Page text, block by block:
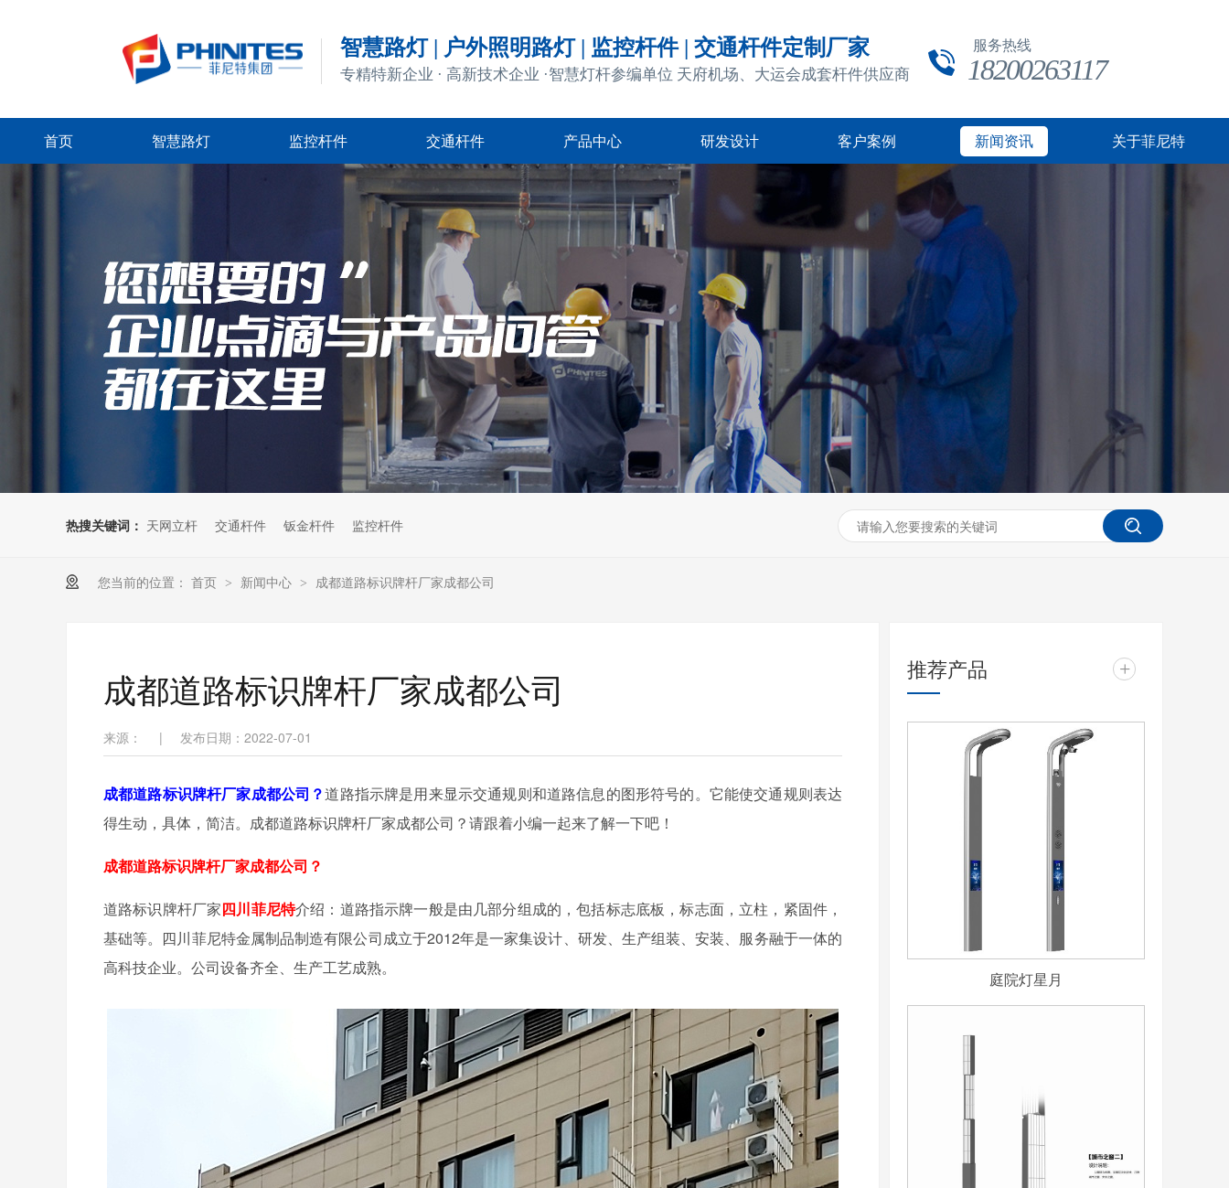
智慧路灯 | 户外照明路灯 | 监控杆件 | 交通杆件定制厂家
专精特新企业 · 高新技术企业 ·智慧灯杆参编单位 天府机场、大运会成套杆件供应商
服务热线
18200263117
首页 智慧路灯 监控杆件 交通杆件 产品中心 研发设计 客户案例 新闻资讯 关于菲尼特
热搜关键词： 天网立杆 交通杆件 钣金杆件 监控杆件
您当前的位置： 首页 > 新闻中心 > 成都道路标识牌杆厂家成都公司
成都道路标识牌杆厂家成都公司
来源： | 发布日期：2022-07-01
成都道路标识牌杆厂家成都公司？道路指示牌是用来显示交通规则和道路信息的图形符号的。它能使交通规则表达
得生动，具体，简洁。成都道路标识牌杆厂家成都公司？请跟着小编一起来了解一下吧！
成都道路标识牌杆厂家成都公司？
道路标识牌杆厂家四川菲尼特介绍：道路指示牌一般是由几部分组成的，包括标志底板，标志面，立柱，紧固件，
基础等。四川菲尼特金属制品制造有限公司成立于2012年是一家集设计、研发、生产组装、安装、服务融于一体的
高科技企业。公司设备齐全、生产工艺成熟。
推荐产品 +
庭院灯星月